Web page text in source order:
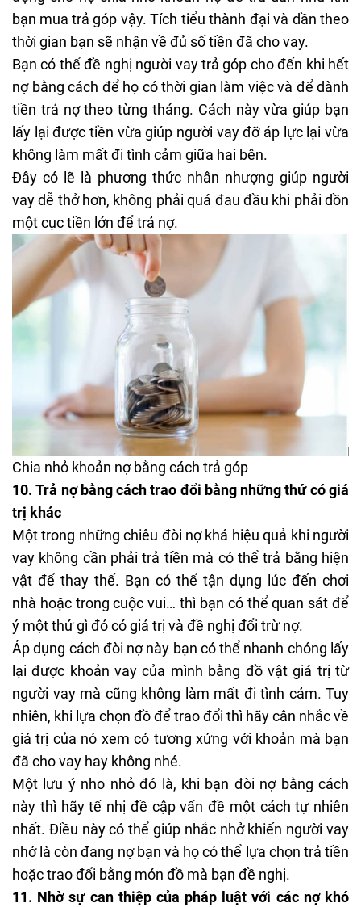
bạn mua trả góp vậy. Tích tiểu thành đại và dần theo
thời gian bạn sẽ nhận về đủ số tiền đã cho vay.
Bạn có thể đề nghị người vay trả góp cho đến khi hết
nợ bằng cách để họ có thời gian làm việc và để dành
tiền trả nợ theo từng tháng. Cách này vừa giúp bạn
lấy lại được tiền vừa giúp người vay đỡ áp lực lại vừa
không làm mất đi tình cảm giữa hai bên.
Đây có lẽ là phương thức nhân nhượng giúp người
vay dễ thở hơn, không phải quá đau đầu khi phải dồn
một cục tiền lớn để trả nợ.
Chia nhỏ khoản nợ bằng cách trả góp
10. Trả nợ bằng cách trao đổi bằng những thứ có giá
trị khác
Một trong những chiêu đòi nợ khá hiệu quả khi người
vay không cần phải trả tiền mà có thể trả bằng hiện
vật để thay thế. Bạn có thể tận dụng lúc đến chơi
nhà hoặc trong cuộc vui… thì bạn có thể quan sát để
ý một thứ gì đó có giá trị và đề nghị đổi trừ nợ.
Áp dụng cách đòi nợ này bạn có thể nhanh chóng lấy
lại được khoản vay của mình bằng đồ vật giá trị từ
người vay mà cũng không làm mất đi tình cảm. Tuy
nhiên, khi lựa chọn đồ để trao đổi thì hãy cân nhắc về
giá trị của nó xem có tương xứng với khoản mà bạn
đã cho vay hay không nhé.
Một lưu ý nho nhỏ đó là, khi bạn đòi nợ bằng cách
này thì hãy tế nhị đề cập vấn đề một cách tự nhiên
nhất. Điều này có thể giúp nhắc nhở khiến người vay
nhớ là còn đang nợ bạn và họ có thể lựa chọn trả tiền
hoặc trao đổi bằng món đồ mà bạn đề nghị.
11. Nhờ sự can thiệp của pháp luật với các nợ khó